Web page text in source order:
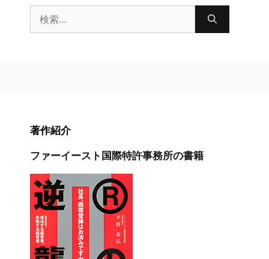
索:
著作紹介
ファーイースト国際特許事務所の書籍